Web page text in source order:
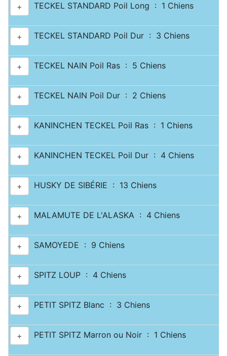
+ TECKEL STANDARD Poil Long : 1 Chiens
+ TECKEL STANDARD Poil Dur : 3 Chiens
+ TECKEL NAIN Poil Ras : 5 Chiens
+ TECKEL NAIN Poil Dur : 2 Chiens
+ KANINCHEN TECKEL Poil Ras : 1 Chiens
+ KANINCHEN TECKEL Poil Dur : 4 Chiens
+ HUSKY DE SIBÉRIE : 13 Chiens
+ MALAMUTE DE L'ALASKA : 4 Chiens
+ SAMOYEDE : 9 Chiens
+ SPITZ LOUP : 4 Chiens
+ PETIT SPITZ Blanc : 3 Chiens
+ PETIT SPITZ Marron ou Noir : 1 Chiens